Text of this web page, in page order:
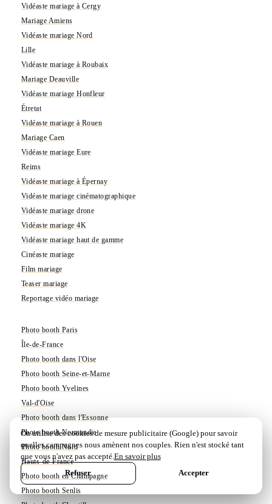
Vidéaste mariage à Cergy
Mariage Amiens
Vidéaste mariage Nord
Lille
Vidéaste mariage à Roubaix
Mariage Deauville
Vidéaste mariage Honfleur
Étretat
Vidéaste mariage à Rouen
Mariage Caen
Vidéaste mariage Eure
Reims
Vidéaste mariage à Épernay
Vidéaste mariage cinématographique
Vidéaste mariage drone
Vidéaste mariage 4K
Vidéaste mariage haut de gamme
Cinéaste mariage
Film mariage
Teaser mariage
Reportage vidéo mariage
Photo booth Paris
Île-de-France
Photo booth dans l'Oise
Photo booth Seine-et-Marne
Photo booth Yvelines
Val-d'Oise
Photo booth dans l'Essonne
Photo booth Normandie
Photo booth Nord
Hauts-de-France
Photo booth en Champagne
Photo booth Senlis
Parlez-nous de votre projet→
On utilise des cookies de mesure publicitaire (Google) pour savoir
quelles campagnes nous amènent nos couples. Rien n'est stocké tant
que vous n'avez pas accepté. En savoir plus
Refuser
Accepter